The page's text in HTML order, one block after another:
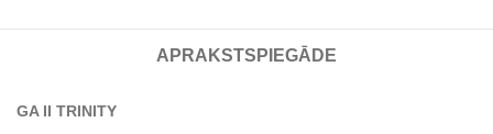
APRAKSTS PIEGĀDE
GA II TRINITY